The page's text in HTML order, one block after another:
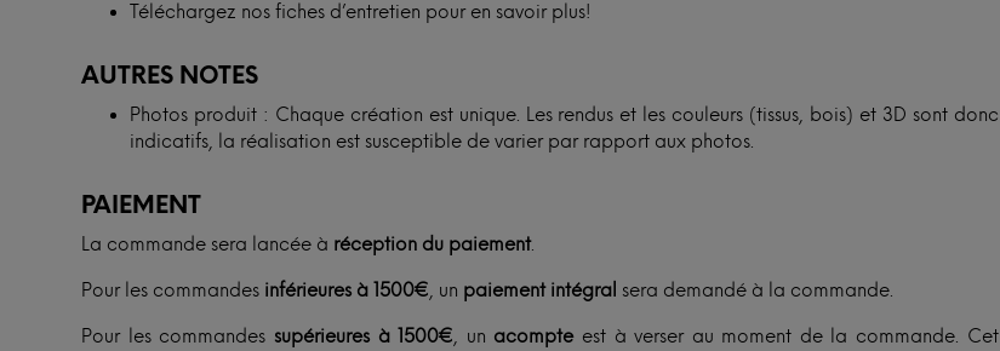
Téléchargez nos fiches d’entretien pour en savoir plus!
AUTRES NOTES
Photos produit : Chaque création est unique. Les rendus et les couleurs (tissus, bois) et 3D sont donc
indicatifs, la réalisation est susceptible de varier par rapport aux photos.
PAIEMENT
La commande sera lancée à réception du paiement.
Pour les commandes inférieures à 1500€, un paiement intégral sera demandé à la commande.
Pour les commandes supérieures à 1500€, un acompteest à verser au moment de la commande. Cet